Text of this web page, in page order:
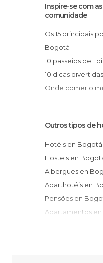
Inspire-se com
comunidade
Os 15 principais pontos turísticos de
Bogotá
10 passeios de 1
10 dicas
Onde comer o
Outros tipos de
Hotéis en Bogotá
Hostels en
Albergues en
Aparthotéis en
Pensões en
Apartamentos